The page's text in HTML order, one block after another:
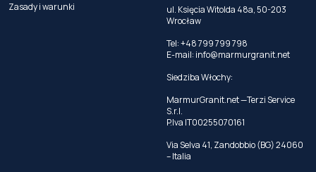
Zasady i warunki
ul. Księcia Witolda 48a, 50-203
Wrocław
Tel: +48 799 799 798
E-mail: info@marmurgranit.net
Siedziba Włochy:
MarmurGranit.net —Terzi Service
S.r.l.
P.Iva IT00255070161
Via Selva 41, Zandobbio (BG) 24060
– Italia